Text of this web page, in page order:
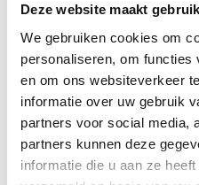
Deze website maakt
We gebruiken cookies om
personaliseren, om functies
en om ons websiteverkeer
informatie over uw gebruik
partners voor social media,
partners kunnen deze
informatie die u aan ze
Product Type
Kleur
Rubber
Maak uw klus compleet